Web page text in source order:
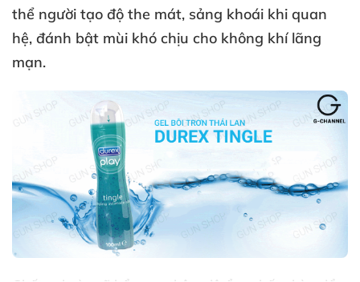
thể người tạo độ the mát, sảng khoái khi quan
hệ, đánh bật mùi khó chịu cho không khí lãng
mạn.